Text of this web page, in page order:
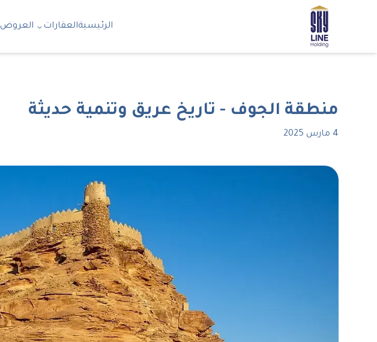
الرئيسيةالعقارات العروض
منطقة الجوف - تاريخ عريق وتنمية حديثة
4 مارس 2025